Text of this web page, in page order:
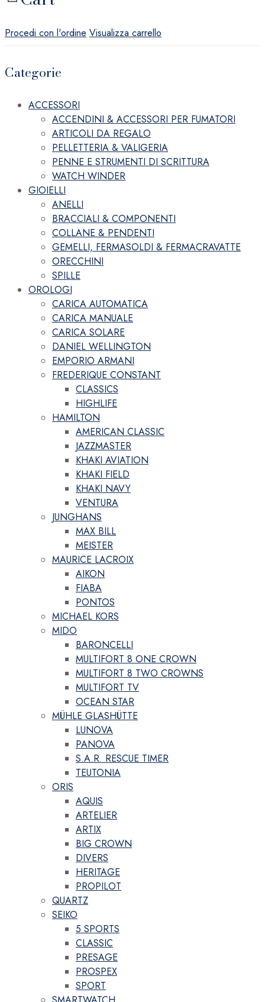
Procedi con l'ordine Visualizza carrello
Categorie
ACCESSORI
ACCENDINI & ACCESSORI PER FUMATORI
ARTICOLI DA REGALO
PELLETTERIA & VALIGERIA
PENNE E STRUMENTI DI SCRITTURA
WATCH WINDER
GIOIELLI
ANELLI
BRACCIALI & COMPONENTI
COLLANE & PENDENTI
GEMELLI, FERMASOLDI & FERMACRAVATTE
ORECCHINI
SPILLE
OROLOGI
CARICA AUTOMATICA
CARICA MANUALE
CARICA SOLARE
DANIEL WELLINGTON
EMPORIO ARMANI
FREDERIQUE CONSTANT
CLASSICS
HIGHLIFE
HAMILTON
AMERICAN CLASSIC
JAZZMASTER
KHAKI AVIATION
KHAKI FIELD
KHAKI NAVY
VENTURA
JUNGHANS
MAX BILL
MEISTER
MAURICE LACROIX
AIKON
FIABA
PONTOS
MICHAEL KORS
MIDO
BARONCELLI
MULTIFORT 8 ONE CROWN
MULTIFORT 8 TWO CROWNS
MULTIFORT TV
OCEAN STAR
MÜHLE GLASHÜTTE
LUNOVA
PANOVA
S.A.R. RESCUE TIMER
TEUTONIA
ORIS
AQUIS
ARTELIER
ARTIX
BIG CROWN
DIVERS
HERITAGE
PROPILOT
QUARTZ
SEIKO
5 SPORTS
CLASSIC
PRESAGE
PROSPEX
SPORT